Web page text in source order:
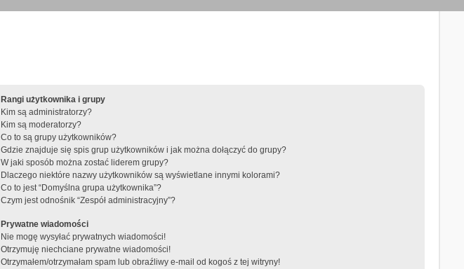
Rangi użytkownika i grupy
Kim są administratorzy?
Kim są moderatorzy?
Co to są grupy użytkowników?
Gdzie znajduje się spis grup użytkowników i jak można dołączyć do grupy?
W jaki sposób można zostać liderem grupy?
Dlaczego niektóre nazwy użytkowników są wyświetlane innymi kolorami?
Co to jest “Domyślna grupa użytkownika”?
Czym jest odnośnik “Zespół administracyjny”?
Prywatne wiadomości
Nie mogę wysyłać prywatnych wiadomości!
Otrzymuję niechciane prywatne wiadomości!
Otrzymałem/otrzymałam spam lub obraźliwy e-mail od kogoś z tej witryny!